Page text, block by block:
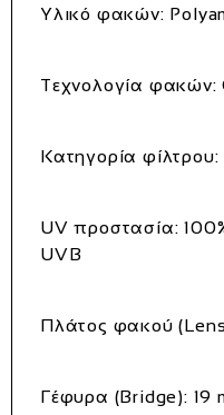
Υλικό φακών:
Τεχνολογία φακών:
Κατηγορία
UV προστασία:
UVB
Πλάτος φακού
Γέφυρα (Bridge): 19